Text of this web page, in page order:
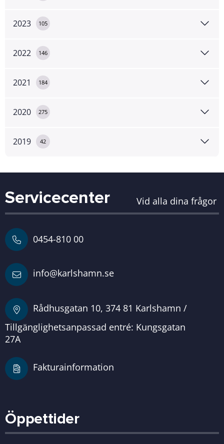
2023 105
2022 146
2021 184
2020 275
2019 42
Servicecenter Vid alla dina frågor
0454-810 00
info@karlshamn.se
Rådhusgatan 10, 374 81 Karlshamn /
Tillgänglighetsanpassad entré: Kungsgatan
27A
Fakturainformation
Öppettider